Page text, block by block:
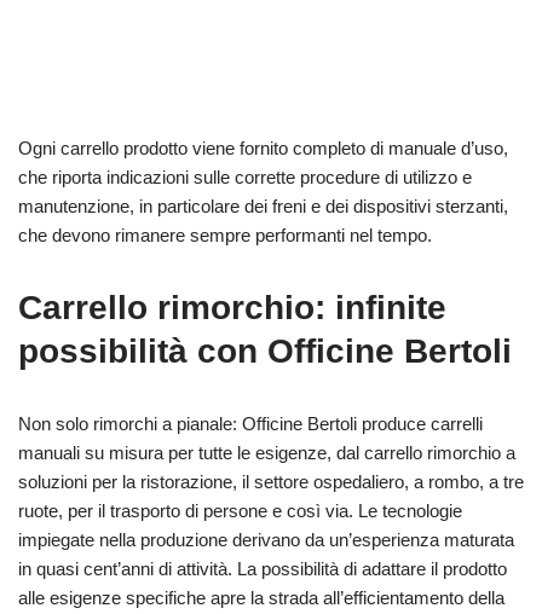
Ogni carrello prodotto viene fornito completo di manuale d’uso,
che riporta indicazioni sulle corrette procedure di utilizzo e
manutenzione, in particolare dei freni e dei dispositivi sterzanti,
che devono rimanere sempre performanti nel tempo.
Carrello rimorchio: infinite
possibilità con Officine Bertoli
Non solo rimorchi a pianale: Officine Bertoli produce carrelli
manuali su misura per tutte le esigenze, dal carrello rimorchio a
soluzioni per la ristorazione, il settore ospedaliero, a rombo, a tre
ruote, per il trasporto di persone e così via. Le tecnologie
impiegate nella produzione derivano da un’esperienza maturata
in quasi cent’anni di attività. La possibilità di adattare il prodotto
alle esigenze specifiche apre la strada all’efficientamento della